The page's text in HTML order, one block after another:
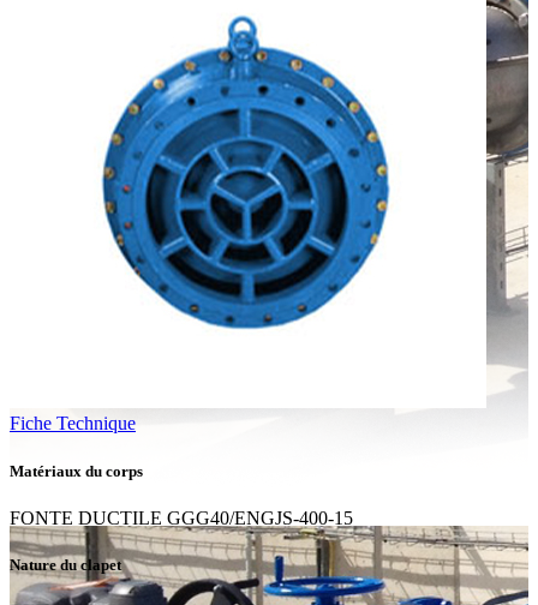
Fiche Technique
Matériaux du corps
FONTE DUCTILE GGG40/ENGJS-400-15
Nature du clapet